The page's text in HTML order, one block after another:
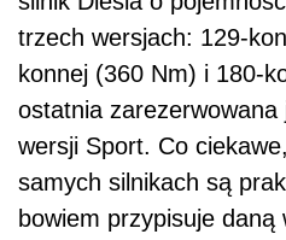
trzech wersjach: 129-
konnej (360 Nm) i 180-
ostatnia zarezerwowana
wersji Sport. Co
samych silnikach są
bowiem przypisuje